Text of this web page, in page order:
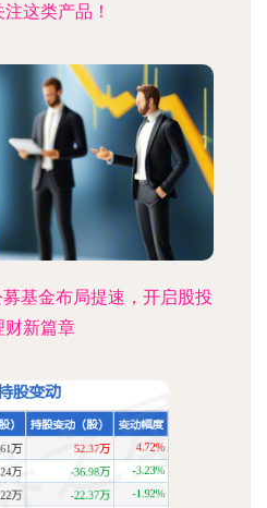
这类产品！
募基金布局提速，开启股投
财新篇章